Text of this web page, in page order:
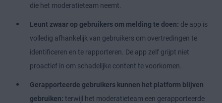
die het moderatieteam neemt.
Leunt zwaar op gebruikers om melding te doen: de app is
volledig afhankelijk van gebruikers om overtredingen te
identificeren en te rapporteren. De app zelf grijpt niet
proactief in om schadelijke content te voorkomen.
Gerapporteerde gebruikers kunnen het platform blijven
gebruiken: terwijl het moderatieteam een gerapporteerde